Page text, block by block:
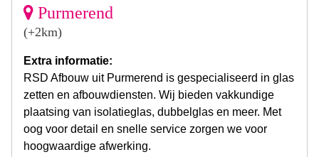
Purmerend
(+2km)
Extra informatie:
RSD Afbouw uit Purmerend is gespecialiseerd in glas
zetten en afbouwdiensten. Wij bieden vakkundige
plaatsing van isolatieglas, dubbelglas en meer. Met
oog voor detail en snelle service zorgen we voor
hoogwaardige afwerking.